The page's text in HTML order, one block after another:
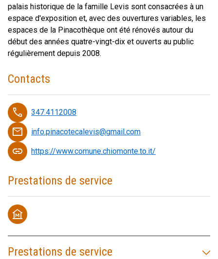
palais historique de la famille Levis sont consacrées à un
espace d'exposition et, avec des ouvertures variables, les
espaces de la Pinacothèque ont été rénovés autour du
début des années quatre-vingt-dix et ouverts au public
régulièrement depuis 2008.
Contacts
phone 347.4112008
email info.pinacotecalevis@gmail.com
link https://www.comune.chiomonte.to.it/
Prestations de service
museum
Prestations de service